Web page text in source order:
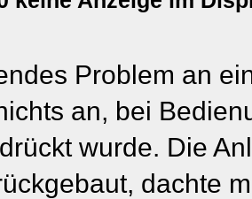
Problem an
an, bei
wurde. Die
dachte